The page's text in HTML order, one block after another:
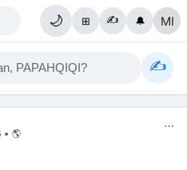
🌙 ⊞ ✍️ 🔔
PAPAHQIQI? ✍️
• 🌎
⋯